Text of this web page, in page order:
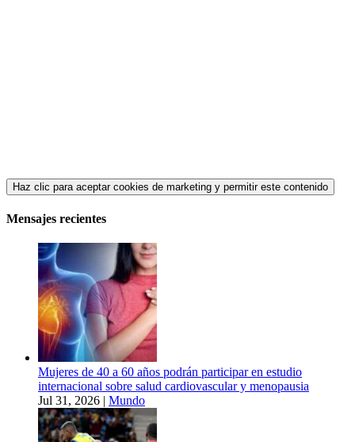
Haz clic para aceptar cookies de marketing y permitir este contenido
Mensajes recientes
Mujeres de 40 a 60 años podrán participar en estudio
internacional sobre salud cardiovascular y menopausia
Jul 31, 2026 | Mundo